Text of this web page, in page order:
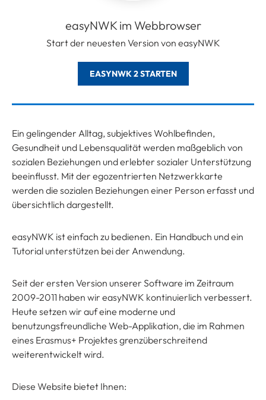
easyNWK im Webbrowser
Start der neuesten Version von easyNWK
EASYNWK 2 STARTEN
Ein gelingender Alltag, subjektives Wohlbefinden,
Gesundheit und Lebensqualität werden maßgeblich von
sozialen Beziehungen und erlebter sozialer Unterstützung
beeinflusst. Mit der egozentrierten Netzwerkkarte
werden die sozialen Beziehungen einer Person erfasst und
übersichtlich dargestellt.
easyNWK ist einfach zu bedienen. Ein Handbuch und ein
Tutorial unterstützen bei der Anwendung.
Seit der ersten Version unserer Software im Zeitraum
2009-2011 haben wir easyNWK kontinuierlich verbessert.
Heute setzen wir auf eine moderne und
benutzungsfreundliche Web-Applikation, die im Rahmen
eines Erasmus+ Projektes grenzüberschreitend
weiterentwickelt wird.
Diese Website bietet Ihnen: